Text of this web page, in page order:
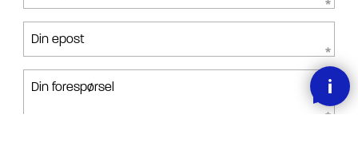
Din epost
Din forespørsel